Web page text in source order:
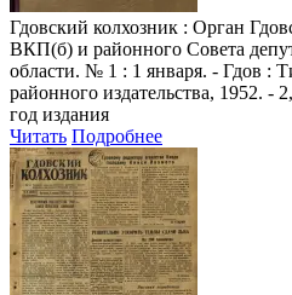
Гдовский колхозник : Орган
ВКП(б) и районного Совета
области. № 1 : 1 января. - Гдов :
районного издательства, 1952. -
год издания
Читать Подробнее